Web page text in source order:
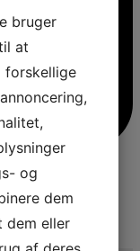
bruger
at
forskellige
og
dem
dem eller